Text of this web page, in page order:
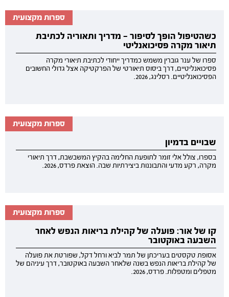
ספרות מקצועית
כשהטיפול הופך לסיפור — מדריך ותאוריה לכתיבת
תיאור מקרה פסיכואנליטי
ספרו של ענר גוברין משמש כמדריך ייחודי לכתיבת תיאורי מקרה
פסיכואנליטיים, דרך ביסוס תיאורטי של הפרקטיקה אצל גדולי החשובים
הפסיכואנליטיים. רסלינג, 2026.
ספרות מקצועית
שבויים בדמיון
בספרו, צולל אלי זומר לתופעת החלימה בהקיץ המשבשבת, דרך תיאורי
מקרה, רקע מדעי והתבוננות ביצירתיות שבה. הוצאת פרדס, 2026.
ספרות מקצועית
קו של אור: פועלה של קהילת בריאות הנפש לאחר
השבעה באוקטובר
אסופת טקסטים בעריכתן של תמר לביא ורחל דקל, שפורטת את פועלה
של קהילת בריאות הנפש בשנה שלאחר השבעה באוקטובר, דרך עיניהם של
מטפלים ומטפלות. פרדס, 2026.